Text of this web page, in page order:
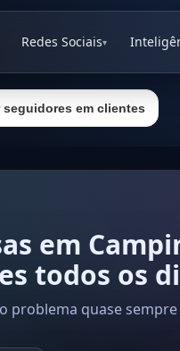
Redes Sociais▾
seguidores em clientes
em
todos os
problema quase